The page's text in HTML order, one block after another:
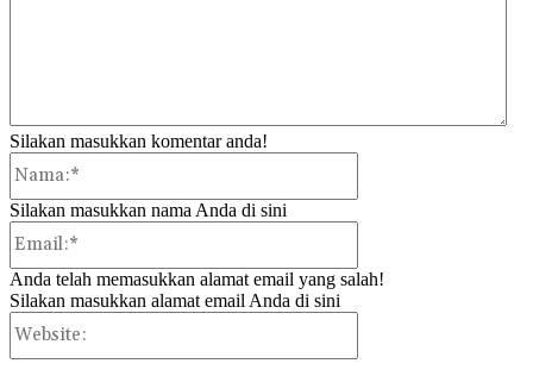
Silakan masukkan komentar anda!
Silakan masukkan nama Anda di sini
Anda telah memasukkan alamat email yang salah!
Silakan masukkan alamat email Anda di sini